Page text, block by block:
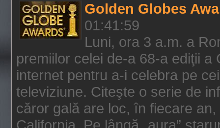
Golden Globes
01:41:59
Luni, ora 3 a.m. a
premiilor celei de-a 68-a ediţii
internet pentru a-i celebra pe
televiziune. Citeşte o serie de
căror gală are loc, în fiecare